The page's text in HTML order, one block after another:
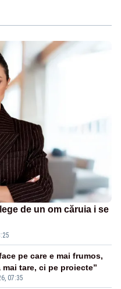
de un om căruia i se
07:35
pe care e mai frumos,
tare, ci pe proiecte”